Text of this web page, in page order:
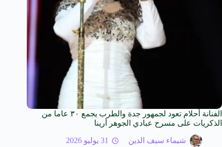
الفنانة أحلام تعود لجمهور جدة والطرب يجمع ٣٠ عاما من
الذكريات على مسرح عبادي الجوهر أرينا
شيماء سيف الدين
31 يوليو 2026